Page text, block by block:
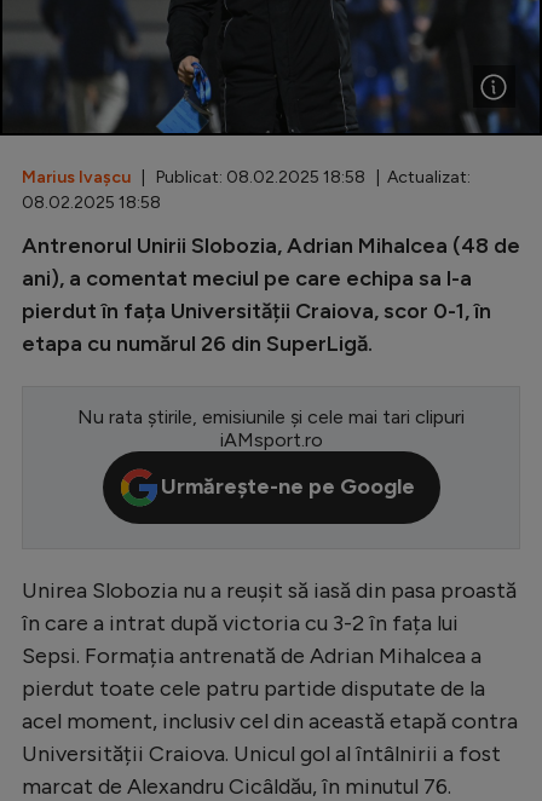
Special
Diverse
Inedit
Champions League
Europa League
Conference League
CM 2026
Premier League
LaLiga
Bundesliga
Ligue 1
Campionate
Starurile fotbalului
EURO 2024
Marius Ivașcu | Publicat: 08.02.2025 18:58 | Actualizat:
08.02.2025 18:58
Antrenorul Unirii Slobozia, Adrian Mihalcea (48 de
ani), a comentat meciul pe care echipa sa l-a
pierdut în fața Universității Craiova, scor 0-1, în
etapa cu numărul 26 din SuperLigă.
Nu rata știrile, emisiunile și cele mai tari clipuri
iAMsport.ro
Urmărește-ne pe Google
Unirea Slobozia nu a reușit să iasă din pasa proastă
în care a intrat după victoria cu 3-2 în fața lui
Sepsi. Formația antrenată de Adrian Mihalcea a
pierdut toate cele patru partide disputate de la
acel moment, inclusiv cel din această etapă contra
Universității Craiova. Unicul gol al întâlnirii a fost
marcat de Alexandru Cicâldău, în minutul 76.